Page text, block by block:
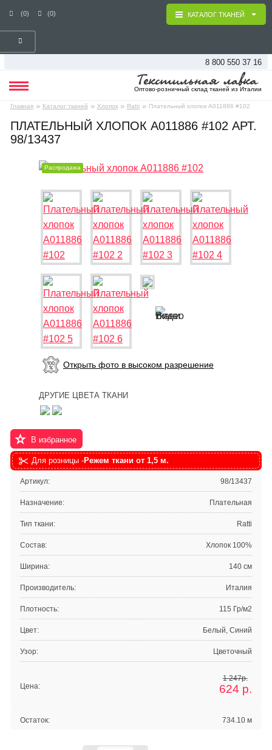
(0) (0)
8 800 550 37 16
Оптово-розничный склад тканей из Италии
Главная » Каталог тканей » Хлопок » Ratti » Плательный хлопок А011886 #102
КАТАЛОГ ТКАНЕЙ
ПЛАТЕЛЬНЫЙ ХЛОПОК А011886 #102 АРТ.
98/13437
Распродажа
Открыть фото в высоком разрешение
ДРУГИЕ ЦВЕТА ТКАНИ
В избранное
Для розницы -Режем ткани от 1,5 м.
Артикул: 98/13437
Назначение: Плательная
Тип ткани: Ratti
Состав: Хлопок 100%
Ширина: 140 см
Производитель: Италия
Плотность: 115 Гр/м2
Цвет: Белый, Синий
Узор: Цветочный
Цена:
1 247р.
624 р.
Остаток: 734.10 м